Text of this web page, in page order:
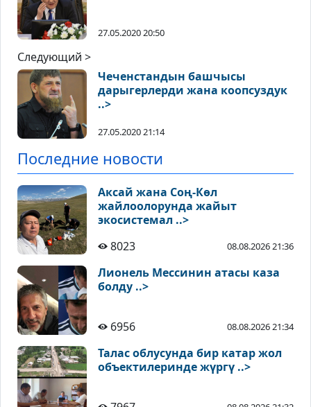
27.05.2020 20:50
Следующий >
Чеченстандын башчысы
дарыгерлерди жана коопсуздук
..>
27.05.2020 21:14
Последние новости
Аксай жана Соң-Көл
жайлоолорунда жайыт
экосистемал ..>
8023
08.08.2026 21:36
Лионель Мессинин атасы каза
болду ..>
6956 08.08.2026 21:34
Талас облусунда бир катар жол
объектилеринде жүргү ..>